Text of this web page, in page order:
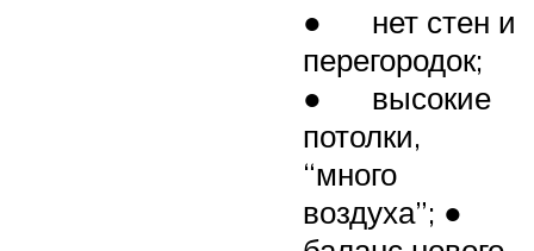
● нет стен и
перегородок;
● высокие
потолки,
“много
воздуха”; ●